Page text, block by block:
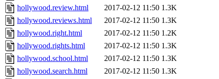
hollywood.review.html
2017-02-12 11:50 1.3K
hollywood.reviews.html
2017-02-12 11:50 1.3K
hollywood.right.html
2017-02-12 11:50 1.2K
hollywood.rights.html
2017-02-12 11:50 1.3K
hollywood.school.html
2017-02-12 11:50 1.3K
hollywood.search.html
2017-02-12 11:50 1.3K